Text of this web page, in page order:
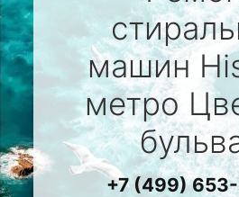
машин
метро
+7 (499)